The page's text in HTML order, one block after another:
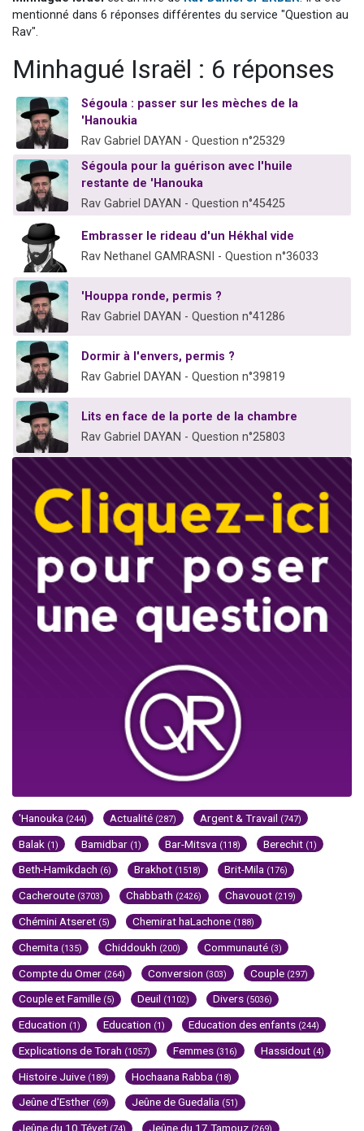
6 personnes viennent de faire un don pour 5 enfants déjà orphelins risquent de perdre leur maman
10 personnes viennent de demander une bénédiction
Il reste 49 places pour étudier en groupe sur Zoom
3 personnes viennent de faire un don pour Diane, 80 ans, dans un appartement insalubre
mentionné dans 6 réponses différentes du service "Question au
Rav".
Minhagué Israël : 6 réponses
Ségoula : passer sur les mèches de la
'Hanoukia
Rav Gabriel DAYAN - Question n°25329
Ségoula pour la guérison avec l'huile
restante de 'Hanouka
Rav Gabriel DAYAN - Question n°45425
Embrasser le rideau d'un Hékhal vide
Rav Nethanel GAMRASNI - Question n°36033
'Houppa ronde, permis ?
Rav Gabriel DAYAN - Question n°41286
Dormir à l'envers, permis ?
Rav Gabriel DAYAN - Question n°39819
Lits en face de la porte de la chambre
Rav Gabriel DAYAN - Question n°25803
'Hanouka (244) Actualité (287) Argent & Travail (747)
Balak (1) Bamidbar (1) Bar-Mitsva (118) Berechit (1)
Beth-Hamikdach (6) Brakhot (1518) Brit-Mila (176)
Cacheroute (3703) Chabbath (2426) Chavouot (219)
Chémini Atseret (5) Chemirat haLachone (188)
Chemita (135) Chiddoukh (200) Communauté (3)
Compte du Omer (264) Conversion (303) Couple (297)
Couple et Famille (5) Deuil (1102) Divers (5036)
Education (1) Education (1) Education des enfants (244)
Explications de Torah (1057) Femmes (316) Hassidout (4)
Histoire Juive (189) Hochaana Rabba (18)
Jeûne d'Esther (69) Jeûne de Guedalia (51)
Jeûne du 10 Tévet Jeûne du 17 Tamouz